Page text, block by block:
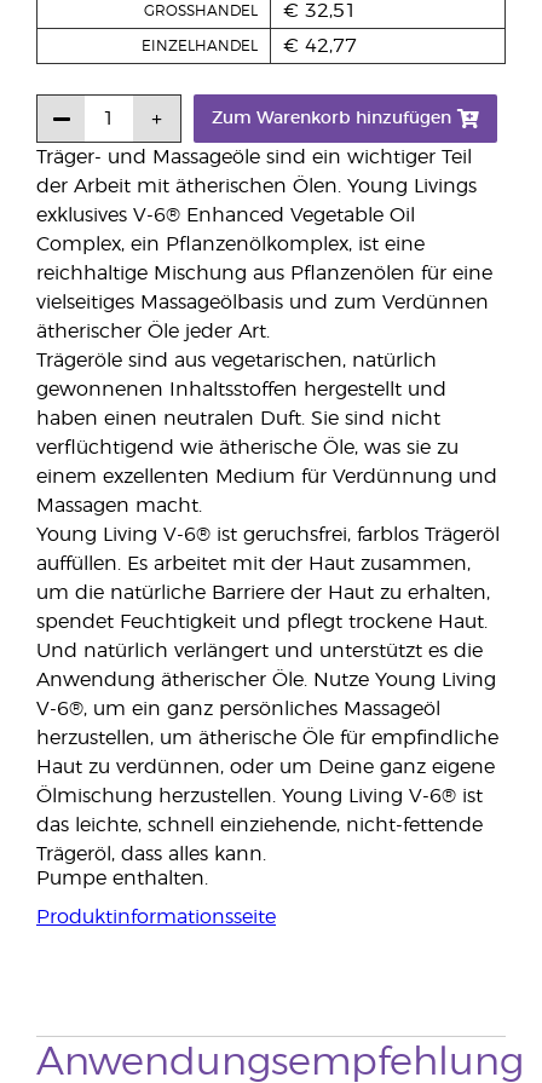
Träger- und Massageöle sind ein wichtiger Teil
der Arbeit mit ätherischen Ölen. Young Livings
exklusives V-6® Enhanced Vegetable Oil
Complex, ein Pflanzenölkomplex, ist eine
reichhaltige Mischung aus Pflanzenölen für eine
vielseitiges Massageölbasis und zum Verdünnen
ätherischer Öle jeder Art.
Trägeröle sind aus vegetarischen, natürlich
gewonnenen Inhaltsstoffen hergestellt und
haben einen neutralen Duft. Sie sind nicht
verflüchtigend wie ätherische Öle, was sie zu
einem exzellenten Medium für Verdünnung und
Massagen macht.
Young Living V-6® ist geruchsfrei, farblos Trägeröl
auffüllen. Es arbeitet mit der Haut zusammen,
um die natürliche Barriere der Haut zu erhalten,
spendet Feuchtigkeit und pflegt trockene Haut.
Und natürlich verlängert und unterstützt es die
Anwendung ätherischer Öle. Nutze Young Living
V-6®, um ein ganz persönliches Massageöl
herzustellen, um ätherische Öle für empfindliche
Haut zu verdünnen, oder um Deine ganz eigene
Ölmischung herzustellen. Young Living V-6® ist
das leichte, schnell einziehende, nicht-fettende
Trägeröl, dass alles kann.
Pumpe enthalten.
Produktinformationsseite
GROSSHANDEL € 32,51
EINZELHANDEL € 42,77
Zum Warenkorb hinzufügen
Anwendungsempfehlung